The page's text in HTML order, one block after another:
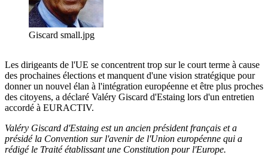
Giscard small.jpg
Les dirigeants de l'UE se concentrent trop sur le court terme à cause
des prochaines élections et manquent d'une vision stratégique pour
donner un nouvel élan à l'intégration européenne et être plus proches
des citoyens, a déclaré Valéry Giscard d'Estaing lors d'un entretien
accordé à EURACTIV.
Valéry Giscard d'Estaing est un ancien président français et a
présidé la Convention sur l'avenir de l'Union européenne qui a
rédigé le Traité établissant une Constitution pour l'Europe.